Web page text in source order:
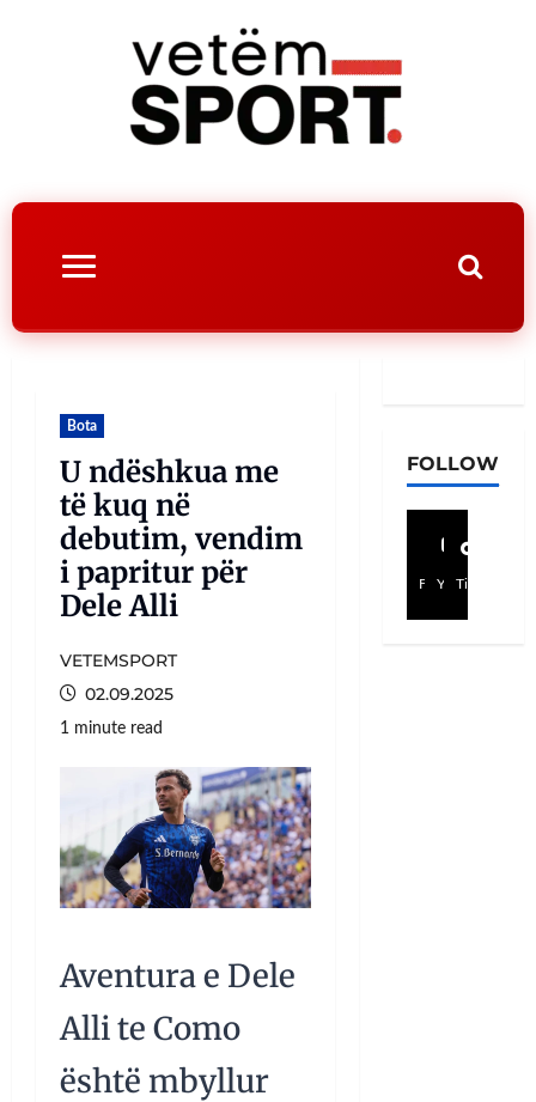
Bota
U ndëshkua me
të kuq në
debutim, vendim
i papritur për
Dele Alli
VETEMSPORT
02.09.2025
1 minute read
Aventura e Dele
Alli te Como
është mbyllur
FOLLOW
Facebook
YouTube
TikTok